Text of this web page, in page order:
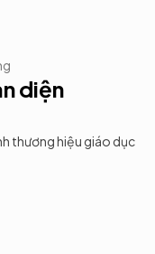
diện
thương hiệu giáo dục